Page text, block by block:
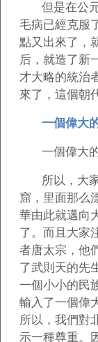
但是在公
毛病已經克服
點又出來了，
后，就造了新
才大略的統治
來了，這個朝
一個偉大
一個偉大
所以，大
窟，里面那么
華由此就邁向
了。而且大家
者唐太宗，他
了武則天的先
一個小小的民
輸入了一個偉
所以，我們對
示一種尊重。